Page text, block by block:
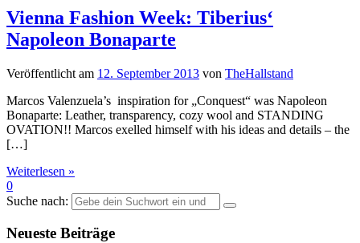
Vienna Fashion Week: Tiberius‘
Napoleon Bonaparte
Veröffentlicht am 12. September 2013 von TheHallstand
Marcos Valenzuela’s inspiration for „Conquest“ was Napoleon
Bonaparte: Leather, transparency, cozy wool and STANDING
OVATION!! Marcos exelled himself with his ideas and details – the
[…]
Weiterlesen »
0
Suche nach:
Neueste Beiträge